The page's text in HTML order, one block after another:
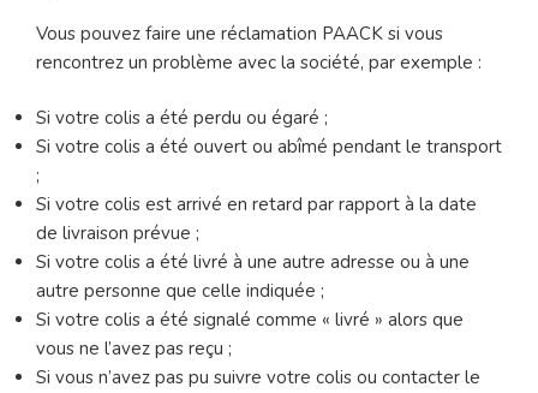
Vous pouvez faire une réclamation PAACK si vous
rencontrez un problème avec la société, par exemple :
Si votre colis a été perdu ou égaré ;
Si votre colis a été ouvert ou abîmé pendant le transport
;
Si votre colis est arrivé en retard par rapport à la date
de livraison prévue ;
Si votre colis a été livré à une autre adresse ou à une
autre personne que celle indiquée ;
Si votre colis a été signalé comme « livré » alors que
vous ne l’avez pas reçu ;
Si vous n’avez pas pu suivre votre colis ou contacter le